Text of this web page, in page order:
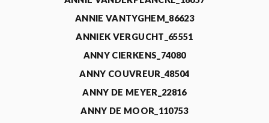
ANNIE VANTYGHEM_86623
ANNIEK VERGUCHT_65551
ANNY CIERKENS_74080
ANNY COUVREUR_48504
ANNY DE MEYER_22816
ANNY DE MOOR_110753